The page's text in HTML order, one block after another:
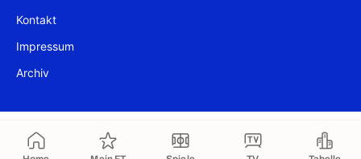
Kontakt
Impressum
Archiv